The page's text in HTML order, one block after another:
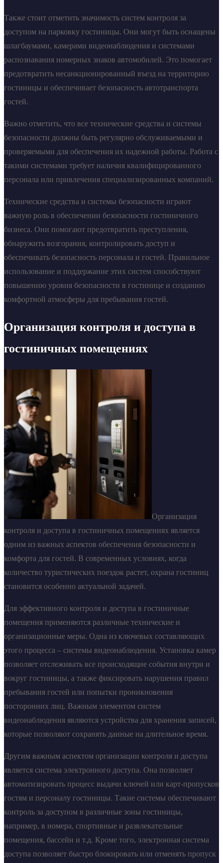
Также стоит отметить значимость систем контроля за
доступом на парковку гостиницы. Они могут быть оснащены
шлагбаумами, камерами видеонаблюдения и системами
распознавания номерных знаков автомобилей. Это помогает
предотвратить несанкционированный въезд на территорию
гостиницы и обеспечивает безопасность автотранспорта
гостей.
Важно отметить, что все технические средства и системы
безопасности должны быть регулярно обслуживаемыми и
проверяемыми для обеспечения их надежной работы. Работа с
такими системами требует наличия квалифицированного
персонала или привлечения специализированных компаний.
Технические средства и системы безопасности играют
важную роль в обеспечении безопасности гостиничного
бизнеса. Они помогают предотвратить преступления,
обнаружить возгорания, контролировать доступ и
обеспечивать безопасность персонала и гостей. Правильное
использование и поддержание этих систем способствуют
повышению уровня безопасности в гостинице и созданию
комфортной атмосферы для пребывания гостей.
Организация контроля и доступа в
гостиничных помещениях
Организация
контроля и доступа в гостиничных помещениях является
одним из важных аспектов обеспечения безопасности и
комфорта для гостей. В современных условиях, когда
количество туристических поездок растет, охрана гостиниц
становится особенно актуальной задачей.
Для эффективного контроля и доступа в гостиничные
помещения применяются различные технические и
организационные меры. Одна из ключевых составляющих
этого процесса – системы видеонаблюдения. Установка камер
позволяет отслеживать все происходящие события внутри и
вокруг гостиницы, а также фиксировать нарушения правил
пребывания гостей или попытки проникновения
посторонних лиц. Важным элементом систем
видеонаблюдения являются устройства для хранения записей,
которые позволяют сохранять данные на длительное время.
Другим важным аспектом организации контроля и доступа
является система электронного доступа. Она позволяет
автоматизировать процесс выдачи ключей или карт-пропусков
гостям и персоналу гостиницы. Такие системы обеспечивают
контроль за доступом в различные зоны гостиницы,
например, в номера, спортивные и развлекательные
помещения, бассейн и т.д. Кроме того, электронная система
доступа позволяет быстро блокировать или отменять пропуск